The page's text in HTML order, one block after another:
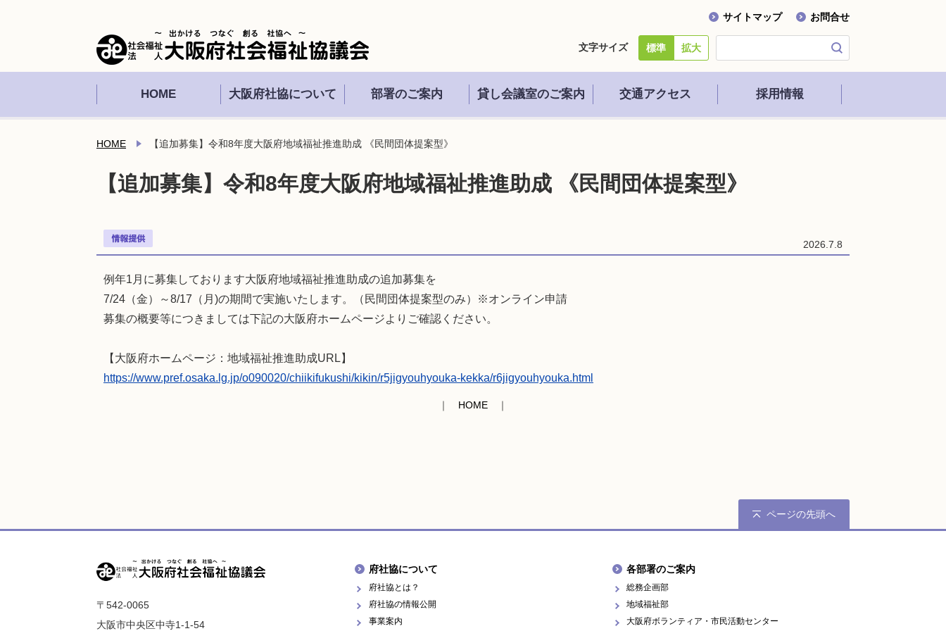
サイトマップ お問合せ
文字サイズ 標準 拡大
HOME 大阪府社協について 部署のご案内 貸し会議室のご案内 交通アクセス 採用情報
HOME 【追加募集】令和8年度大阪府地域福祉推進助成 《民間団体提案型》
【追加募集】令和8年度大阪府地域福祉推進助成 《民間団体提案型》
2026.7.8
例年1月に募集しております大阪府地域福祉推進助成の追加募集を
7/24（金）～8/17（月)の期間で実施いたします。（民間団体提案型のみ）※オンライン申請
募集の概要等につきましては下記の大阪府ホームページよりご確認ください。
【大阪府ホームページ：地域福祉推進助成URL】
https://www.pref.osaka.lg.jp/o090020/chiikifukushi/kikin/r5jigyouhyouka-kekka/r6jigyouhyouka.html
｜ HOME ｜
ページの先頭へ
〒542-0065
大阪市中央区中寺1-1-54
府社協について
府社協とは？
府社協の情報公開
事業案内
各部署のご案内
総務企画部
地域福祉部
大阪府ボランティア・市民活動センター